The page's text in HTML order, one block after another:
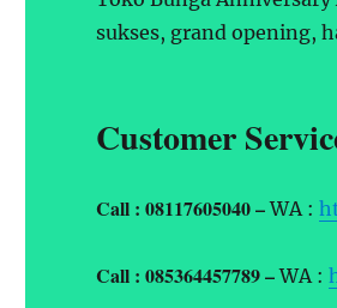
sukses, grand opening,
Customer
Call : 08117605040 –WA :
Call : 085364457789 –WA :